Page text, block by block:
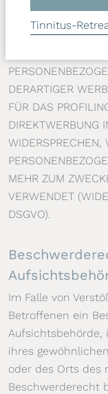
VERARBEITET, UM
HABEN SIE DAS
DERARTIGER
FÜR DAS
DIREKTWERBUNG
WIDERSPRECHEN,
MEHR ZUM
VERWENDET
DSGVO).
Im Falle von
Betroffenen ein
Aufsichtsbehörde,
ihres
oder des Orts des
Beschwerderecht
Tinnitus-